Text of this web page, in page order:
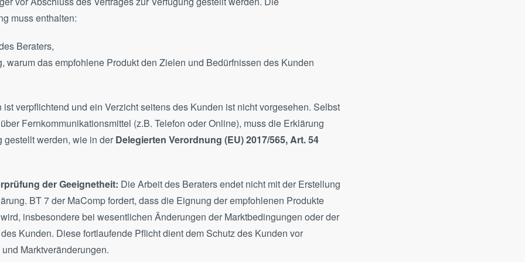
muss enthalten:
Beraters,
warum das empfohlene Produkt den Zielen und Bedürfnissen des Kunden
verpflichtend und ein Verzicht seitens des Kunden ist nicht vorgesehen. Selbst
Fernkommunikationsmittel (z.B. Telefon oder Online), muss die Erklärung
gestellt werden, wie in der Delegierten Verordnung (EU) 2017/565, Art. 54
der Geeignetheit: Die Arbeit des Beraters endet nicht mit der Erstellung
BT 7 der MaComp fordert, dass die Eignung der empfohlenen Produkte
insbesondere bei wesentlichen Änderungen der Marktbedingungen oder der
Kunden. Diese fortlaufende Pflicht dient dem Schutz des Kunden vor
Marktveränderungen.